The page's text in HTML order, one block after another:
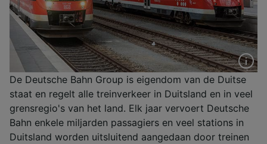
De Deutsche Bahn Group is eigendom van de Duitse
staat en regelt alle treinverkeer in Duitsland en in veel
grensregio's van het land. Elk jaar vervoert Deutsche
Bahn enkele miljarden passagiers en veel stations in
Duitsland worden uitsluitend aangedaan door treinen